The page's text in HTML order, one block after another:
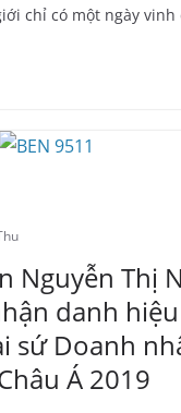
chỉ có một ngày
Nguyễn Thị
danh hiệu
sứ Doanh
Á 2019